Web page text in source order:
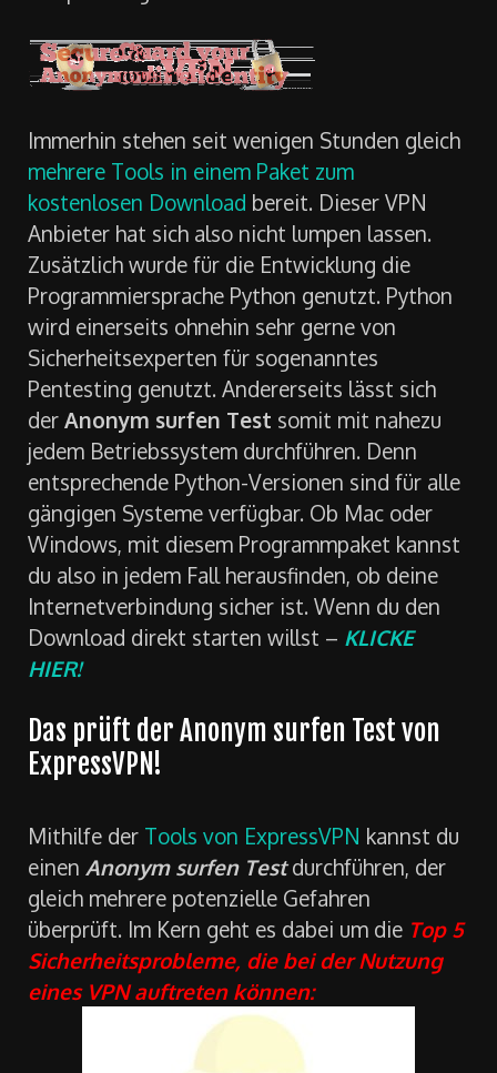
Immerhin stehen seit wenigen Stunden gleich
mehrere Tools in einem Paket zum
kostenlosen Download bereit. Dieser VPN
Anbieter hat sich also nicht lumpen lassen.
Zusätzlich wurde für die Entwicklung die
Programmiersprache Python genutzt. Python
wird einerseits ohnehin sehr gerne von
Sicherheitsexperten für sogenanntes
Pentesting genutzt. Andererseits lässt sich
der Anonym surfen Test somit mit nahezu
jedem Betriebssystem durchführen. Denn
entsprechende Python-Versionen sind für alle
gängigen Systeme verfügbar. Ob Mac oder
Windows, mit diesem Programmpaket kannst
du also in jedem Fall herausfinden, ob deine
Internetverbindung sicher ist. Wenn du den
Download direkt starten willst – KLICKE
HIER!
Das prüft der Anonym surfen Test von
ExpressVPN!
Mithilfe der Tools von ExpressVPN kannst du
einen Anonym surfen Testdurchführen, der
gleich mehrere potenzielle Gefahren
überprüft. Im Kern geht es dabei um die Top 5
Sicherheitsprobleme, die bei der Nutzung
eines VPN auftreten können: